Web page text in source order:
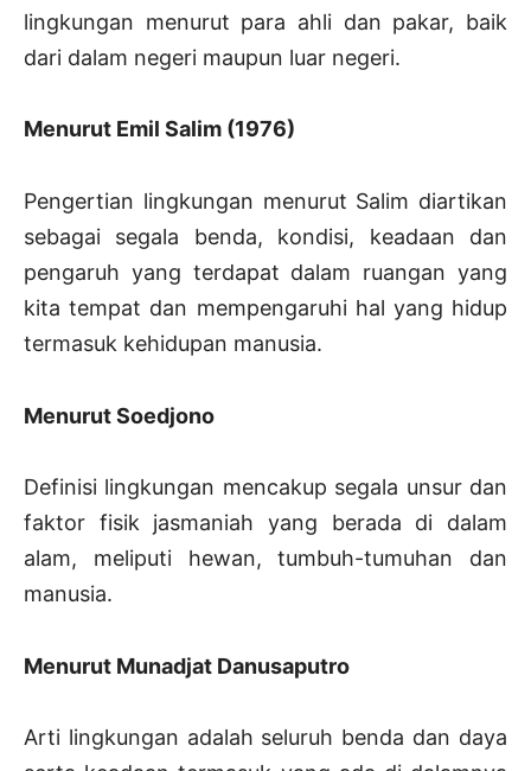
lingkungan menurut para ahli dan pakar, baik
dari dalam negeri maupun luar negeri.
Menurut Emil Salim (1976)
Pengertian lingkungan menurut Salim diartikan
sebagai segala benda, kondisi, keadaan dan
pengaruh yang terdapat dalam ruangan yang
kita tempat dan mempengaruhi hal yang hidup
termasuk kehidupan manusia.
Menurut Soedjono
Definisi lingkungan mencakup segala unsur dan
faktor fisik jasmaniah yang berada di dalam
alam, meliputi hewan, tumbuh-tumuhan dan
manusia.
Menurut Munadjat Danusaputro
Arti lingkungan adalah seluruh benda dan daya